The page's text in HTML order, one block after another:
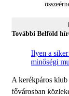
További Belföld
Ilyen a
minőségi
A kerékpáros klub
fővárosban